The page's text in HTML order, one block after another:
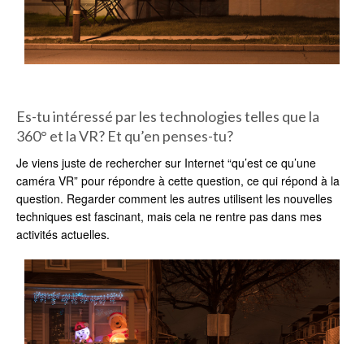
Es-tu intéressé par les technologies telles que la
360° et la VR? Et qu’en penses-tu?
Je viens juste de rechercher sur Internet “qu’est ce qu’une
caméra VR” pour répondre à cette question, ce qui répond à la
question. Regarder comment les autres utilisent les nouvelles
techniques est fascinant, mais cela ne rentre pas dans mes
activités actuelles.